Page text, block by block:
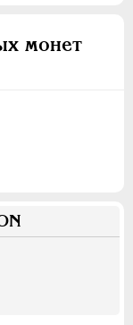
монет